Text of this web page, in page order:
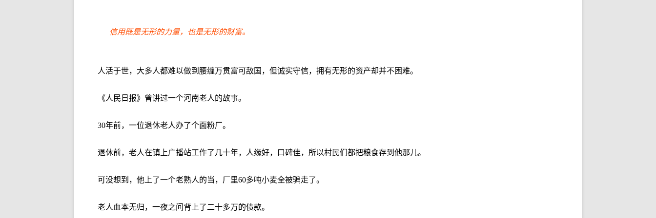
信用既是无形的力量，也是无形的财富。
人活于世，大多人都难以做到腰缠万贯富可敌国，但诚实守信，拥有无形的资产却并不困难。
《人民日报》曾讲过一个河南老人的故事。
30年前，一位退休老人办了个面粉厂。
退休前，老人在镇上广播站工作了几十年，人缘好，口碑佳，所以村民们都把粮食存到他那儿。
可没想到，他上了一个老熟人的当，厂里60多吨小麦全被骗走了。
老人血本无归，一夜之间背上了二十多万的债款。